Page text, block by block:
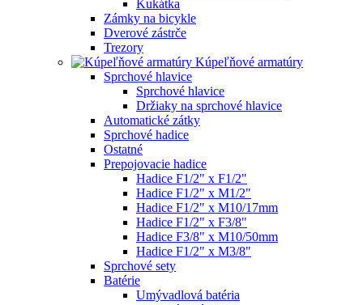
Kukátka
Zámky na bicykle
Dverové zástrče
Trezory
Kúpeľňové armatúry
Sprchové hlavice
Sprchové hlavice
Držiaky na sprchové hlavice
Automatické zátky
Sprchové hadice
Ostatné
Prepojovacie hadice
Hadice F1/2" x F1/2"
Hadice F1/2" x M1/2"
Hadice F1/2" x M10/17mm
Hadice F1/2" x F3/8"
Hadice F3/8" x M10/50mm
Hadice F1/2" x M3/8"
Sprchové sety
Batérie
Umývadlová batéria